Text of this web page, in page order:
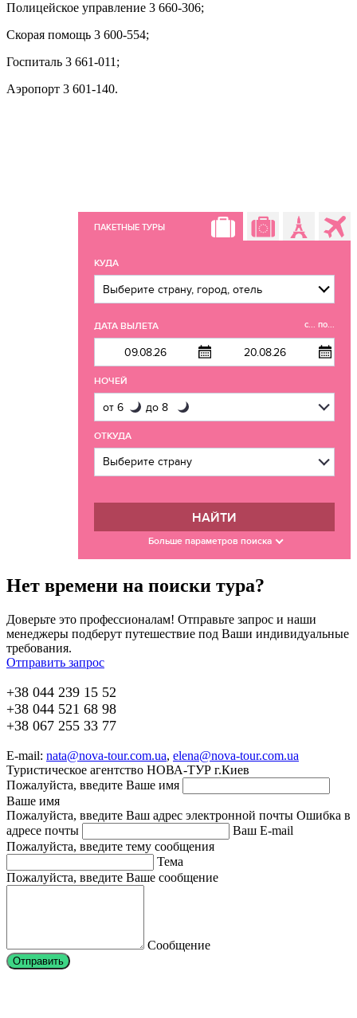
Полицейское управление 3 660-306;
Скорая помощь 3 600-554;
Госпиталь 3 661-011;
Аэропорт 3 601-140.
ПАКЕТНЫЕ ТУРЫ
КУДА
ДАТА ВЫЛЕТА с... по...
НОЧЕЙ
ОТКУДА
НАЙТИ
Больше параметров поиска
Нет времени на поиски тура?
Доверьте это профессионалам! Отправьте запрос и наши
менеджеры подберут путешествие под Ваши индивидуальные
требования.
Отправить запрос
+38 044 239 15 52
+38 044 521 68 98
+38 067 255 33 77
E-mail: nata@nova-tour.com.ua, elena@nova-tour.com.ua
Туристическое агентство НОВА-ТУР г.Киев
Пожалуйста, введите Ваше имя
Ваше имя
Пожалуйста, введите Ваш адрес электронной почты Ошибка в
адресе почты
Ваш E-mail
Пожалуйста, введите тему сообщения
Тема
Пожалуйста, введите Ваше сообщение
Сообщение